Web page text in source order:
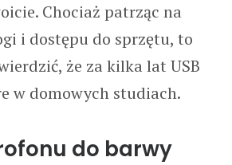
Chociaż patrząc na
i dostępu do sprzętu, to
że za kilka lat USB
w domowych studiach.
do barwy